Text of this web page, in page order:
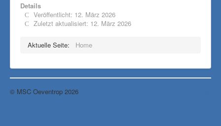
Details
Veröffentlicht: 12. März 2026
Zuletzt aktualisiert: 12. März 2026
Aktuelle Seite: Home
© MSC Oeventrop 2026